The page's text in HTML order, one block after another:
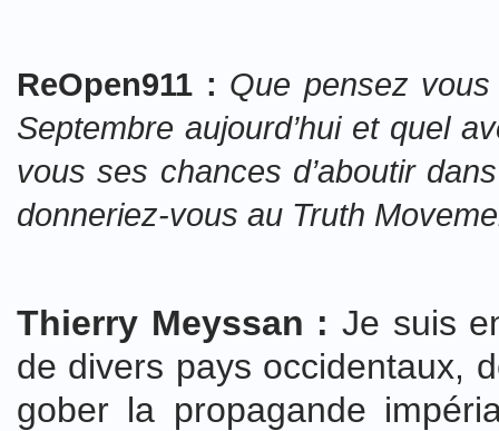
ReOpen911 : Que pensez
Septembre aujourd’hui et quel
vous ses chances d’aboutir
donneriez-vous au Truth
Thierry Meyssan : Je suis
de divers pays occidentaux,
gober la propagande